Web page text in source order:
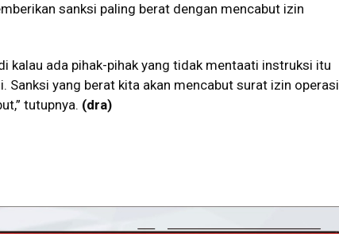
sanksi paling berat dengan mencabut izin
kalau ada pihak-pihak yang tidak mentaati instruksi itu
Sanksi yang berat kita akan mencabut surat izin operasi
tutupnya. (dra)